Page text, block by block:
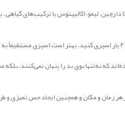
لیمو، اکالیپتوس یا ترکیب‌های
که نه‌تنها بوی بد را پنهان
زمان و مکان و همچنین ایجاد حس تمیزی